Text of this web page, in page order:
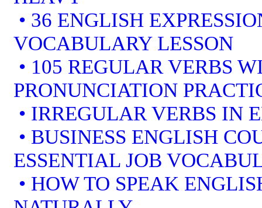
• 36 ENGLISH
VOCABULARY LESSON
• 105 REGULAR VERBS
PRONUNCIATION
• IRREGULAR VERBS IN
• BUSINESS ENGLISH
ESSENTIAL JOB
• HOW TO SPEAK